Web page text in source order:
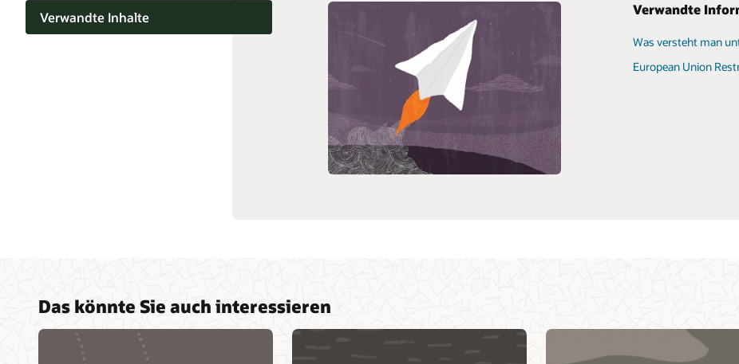
Verwandte Inhalte Verwandte
Was versteht man
European Union
Das könnte Sie auch interessieren